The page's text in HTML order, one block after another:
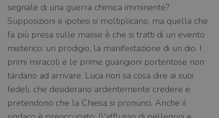
segnale di una guerra chimica imminente?
Supposizioni e ipotesi si moltiplicano, ma quella che
fa più presa sulle masse è che si tratti di un evento
misterico: un prodigio, la manifestazione di un dio. I
primi miracoli e le prime guarigioni portentose non
tardano ad arrivare. Luca non sa cosa dire ai suoi
fedeli, che desiderano ardentemente credere e
pretendono che la Chiesa si pronunci. Anche il